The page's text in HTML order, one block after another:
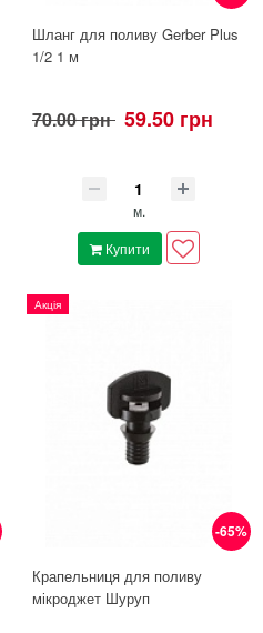
Шланг для поливу Gerber Plus
1/2 1 м
70.00 грн 59.50 грн
м.
Купити
-65%
Акція
Крапельниця для поливу
мікроджет Шуруп